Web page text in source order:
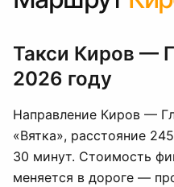
Такси Киров —
2026 году
Направление Киров —
«Вятка», расстояние
30 минут. Стоимость
меняется в дороге —